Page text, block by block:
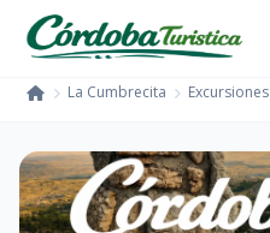
Inicio La Cumbrecita Excursiones